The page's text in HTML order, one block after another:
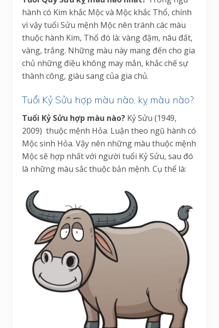
hành có Kim khắc Mộc và Mộc khắc Thổ, chính
vì vậy tuổi Sửu mệnh Mộc nên tránh các màu
thuộc hành Kim, Thổ đó là: vàng đậm, nâu đất,
vàng, trắng. Những màu này mang đến cho gia
chủ những điều không may mắn, khắc chế sự
thành công, giàu sang của gia chủ.
Tuổi Kỷ Sửu hợp màu nào, kỵ màu nào?
Tuổi Kỷ Sửu hợp màu nào? Kỷ Sửu (1949,
2009) thuộc mệnh Hỏa. Luận theo ngũ hành có
Mộc sinh Hỏa. Vậy nên những màu thuộc mệnh
Mộc sẽ hợp nhất với người tuổi Kỷ Sửu, sau đó
là những màu sắc thuộc bản mệnh. Cụ thể là: